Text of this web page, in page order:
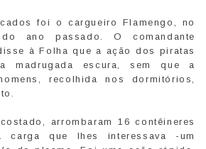
foi o cargueiro Flamengo, no
ano passado. O comandante
à Folha que a ação dos piratas
madrugada escura, sem que a
recolhida nos dormitórios,
arrombaram 16 contêineres
carga que lhes interessava -um